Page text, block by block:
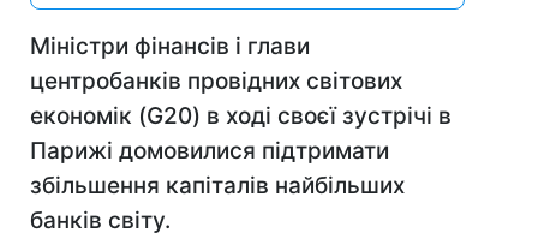
Міністри фінансів і глави
центробанків провідних світових
економік (G20) в ході своєї зустрічі в
Парижі домовилися підтримати
збільшення капіталів найбільших
банків світу.